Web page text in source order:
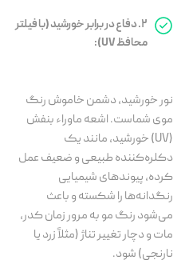
۲. دفاع در برابر خورشید (با فیلتر
محافظ UV):
نور خورشید، دشمن خاموش رنگ
موی شماست. اشعه ماوراء بنفش
(UV) خورشید، مانند یک
دکلره‌کننده طبیعی و ضعیف عمل
کرده، پیوندهای شیمیایی
رنگدانه‌ها را شکسته و باعث
می‌شود رنگ مو به مرور زمان کدر،
مات و دچار تغییر تناژ (مثلاً زرد یا
نارنجی) شود.